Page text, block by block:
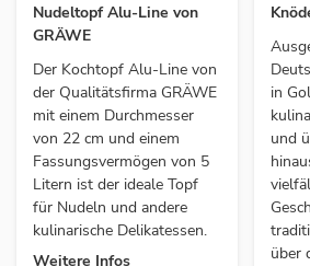
Nudeltopf Alu-Line von
GRÄWE
Der Kochtopf Alu-Line von
der Qualitätsfirma GRÄWE
mit einem Durchmesser
von 22 cm und einem
Fassungsvermögen von 5
Litern ist der ideale Topf
für Nudeln und andere
kulinarische Delikatessen.
Weitere Infos
in
und
über